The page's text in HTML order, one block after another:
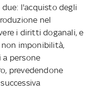
l'acquisto degli
nel
i diritti doganali, e
imponibilità,
persone
prevedendone